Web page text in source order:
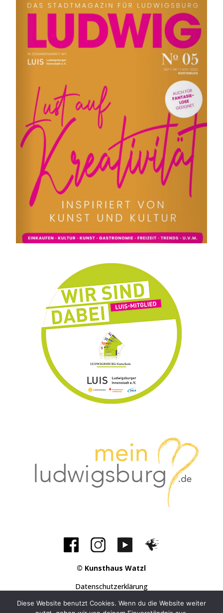
© Kunsthaus Watzl
Datenschutzerklärung
Diese Website benutzt Cookies. Wenn du die Website weiter